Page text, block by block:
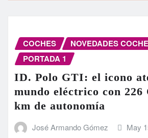
COCHES
NOVEDADES
PORTADA 1
ID. Polo GTI: el icono
mundo eléctrico con 226
km de autonomía
José Armando Gómez May